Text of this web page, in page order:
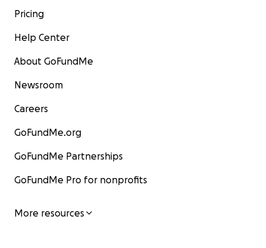
Pricing
Help Center
About GoFundMe
Newsroom
Careers
GoFundMe.org
GoFundMe Partnerships
GoFundMe Pro for nonprofits
More resources